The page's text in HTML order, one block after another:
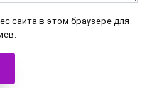
сайта в этом браузере для